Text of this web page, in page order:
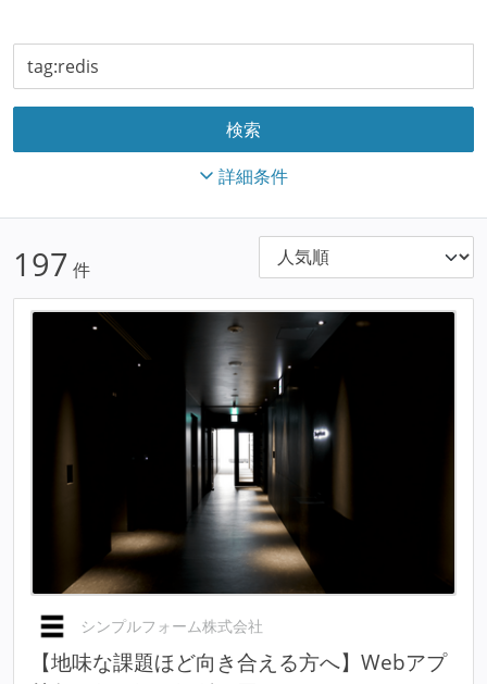
詳細条件
197 件
シンプルフォーム株式会社
【地味な課題ほど向き合える方へ】Webアプ